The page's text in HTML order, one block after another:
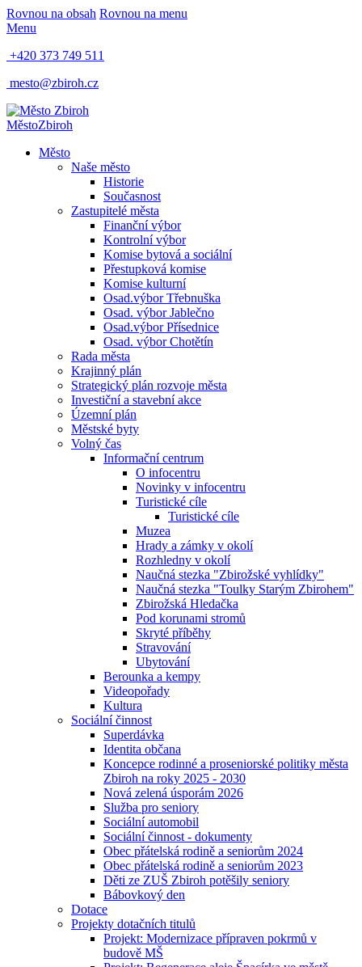
Rovnou na obsah Rovnou na menu
Menu
+420 373 749 511
mesto@zbiroh.cz
MěstoZbiroh
Město
Naše město
Historie
Současnost
Zastupitelé města
Finanční výbor
Kontrolní výbor
Komise bytová a sociální
Přestupková komise
Komise kulturní
Osad.výbor Třebnuška
Osad. výbor Jablečno
Osad.výbor Přísednice
Osad. výbor Chotětín
Rada města
Krajinný plán
Strategický plán rozvoje města
Investiční a stavební akce
Územní plán
Městské byty
Volný čas
Informační centrum
O infocentru
Novinky v infocentru
Turistické cíle
Turistické cíle
Muzea
Hrady a zámky v okolí
Rozhledny v okolí
Naučná stezka "Zbirožské vyhlídky"
Naučná stezka "Toulky Starým Zbirohem"
Zbirožská Hledačka
Pod korunami stromů
Skryté příběhy
Stravování
Ubytování
Berounka a kempy
Videopořady
Kultura
Sociální činnost
Superdávka
Identita občana
Koncepce rodinné a proseniorské politiky města
Zbiroh na roky 2025 - 2030
Nová zelená úsporám 2026
Služba pro seniory
Sociální automobil
Sociální činnost - dokumenty
Obec přátelská rodině a seniorům 2024
Obec přátelská rodině a seniorům 2023
Děti ze ZUŠ Zbiroh potěšily seniory
Bábovkový den
Dotace
Projekty dotačních titulů
Projekt: Modernizace přípraven pokrmů v
budově MŠ